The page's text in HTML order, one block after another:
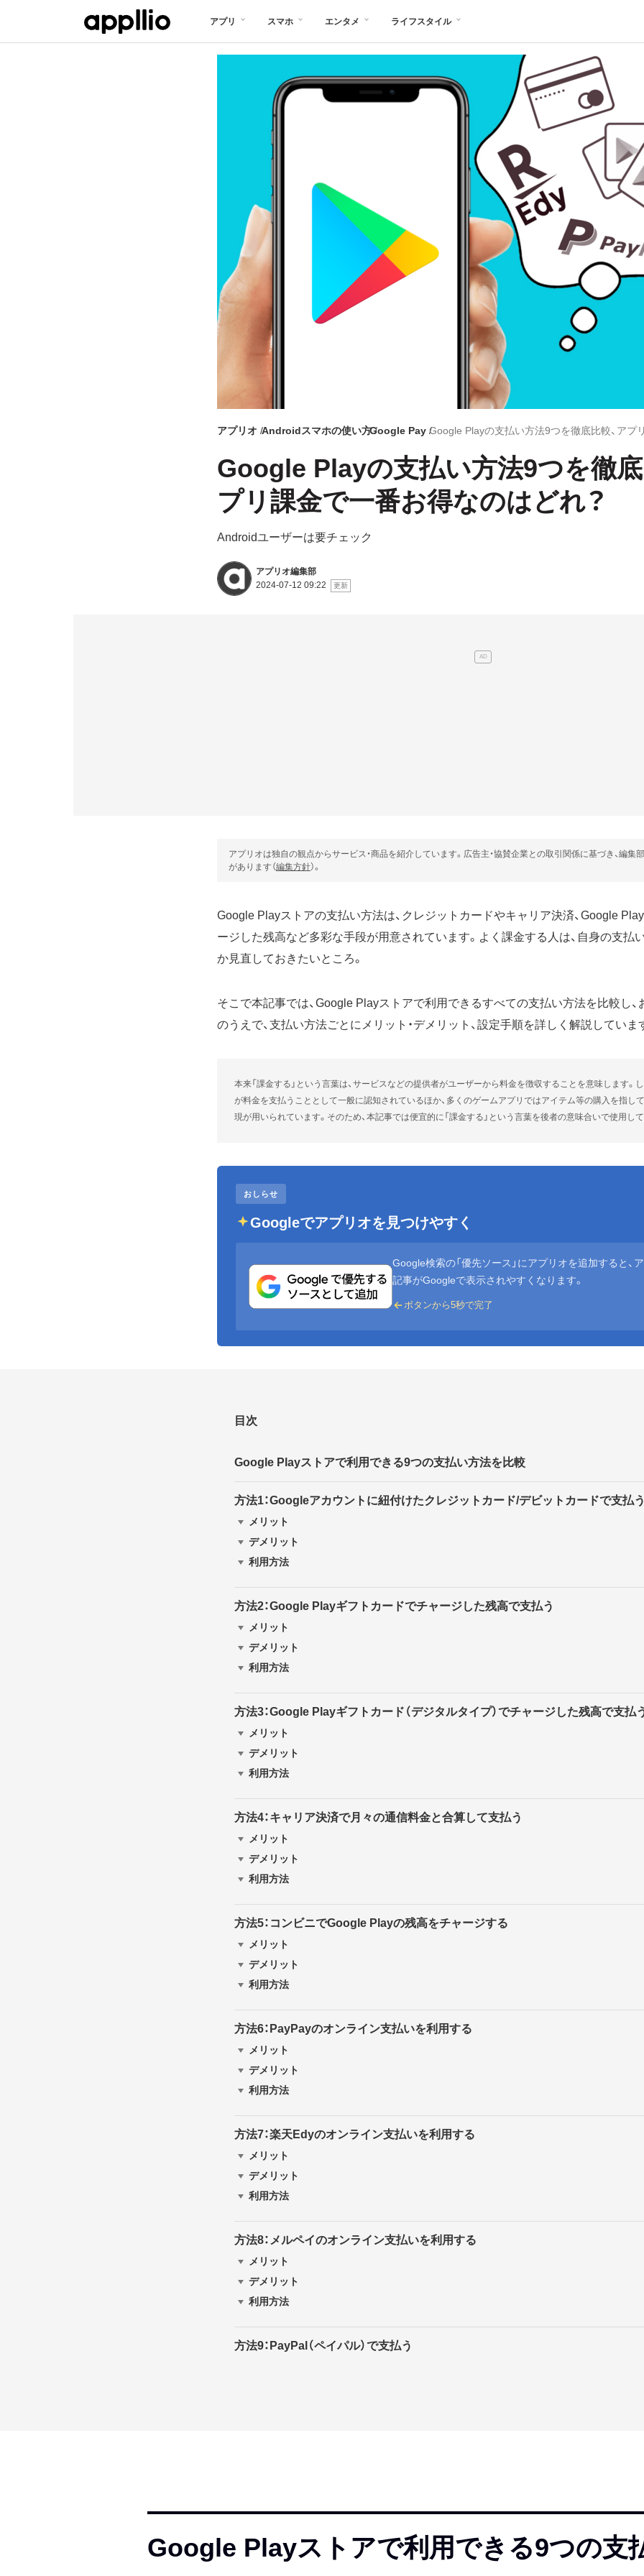
アプリ スマホ エンタメ ライフスタイル
アプリオ Androidスマホの使い方Google Pay
Google Playの支払い方法9つを徹底
プリ課金で一番お得なのはどれ？
Androidユーザーは要チェック
アプリオ編集部
2024-07-12 09:22
アプリオは独自の観点からサービス・商品を紹介しています。広告主・協賛企業との取引関係に基づき、編集
があります（編集方針）。
Google Playストアの支払い方法は、クレジットカードやキャリア決済、Google
ージした残高など多彩な手段が用意されています。よく課金する人は、自身の支払
か見直しておきたいところ。
そこで本記事では、Google Playストアで利用できるすべての支払い方法を比較し、
のうえで、支払い方法ごとにメリット・デメリット、設定手順を詳しく解説していま
本来「課金する」という言葉は、サービスなどの提供者がユーザーから料金を徴収することを意味します。
が料金を支払うこととして一般に認知されているほか、多くのゲームアプリではアイテム等の購入を指して
現が用いられています。そのため、本記事では便宜的に「課金する」という言葉を後者の意味合いで使用し
おしらせ
Googleでアプリオを見つけやすく
Google検索の「優先ソース」にアプリオを追加すると、
記事がGoogleで表示されやすくなります。
ボタンから5秒で完了
目次
Google Playストアで利用できる9つの支払い方法を比較
方法1：Googleアカウントに紐付けたクレジットカード/デビットカードで支払
メリット
デメリット
利用方法
方法2：Google Playギフトカードでチャージした残高で支払う
メリット
デメリット
利用方法
方法3：Google Playギフトカード（デジタルタイプ）でチャージした残高で支払
メリット
デメリット
利用方法
方法4：キャリア決済で月々の通信料金と合算して支払う
メリット
デメリット
利用方法
方法5：コンビニでGoogle Playの残高をチャージする
メリット
デメリット
利用方法
方法6：PayPayのオンライン支払いを利用する
メリット
デメリット
利用方法
方法7：楽天Edyのオンライン支払いを利用する
メリット
デメリット
利用方法
方法8：メルペイのオンライン支払いを利用する
メリット
デメリット
利用方法
方法9：PayPal（ペイパル）で支払う
Google Playストアで利用できる9つの支